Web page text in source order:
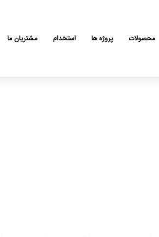
محصولات پروژه ها استخدام مشتریان ما